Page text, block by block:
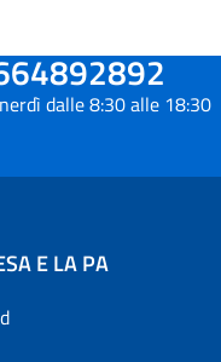
dalle 8:30 alle 18:30
E LA PA